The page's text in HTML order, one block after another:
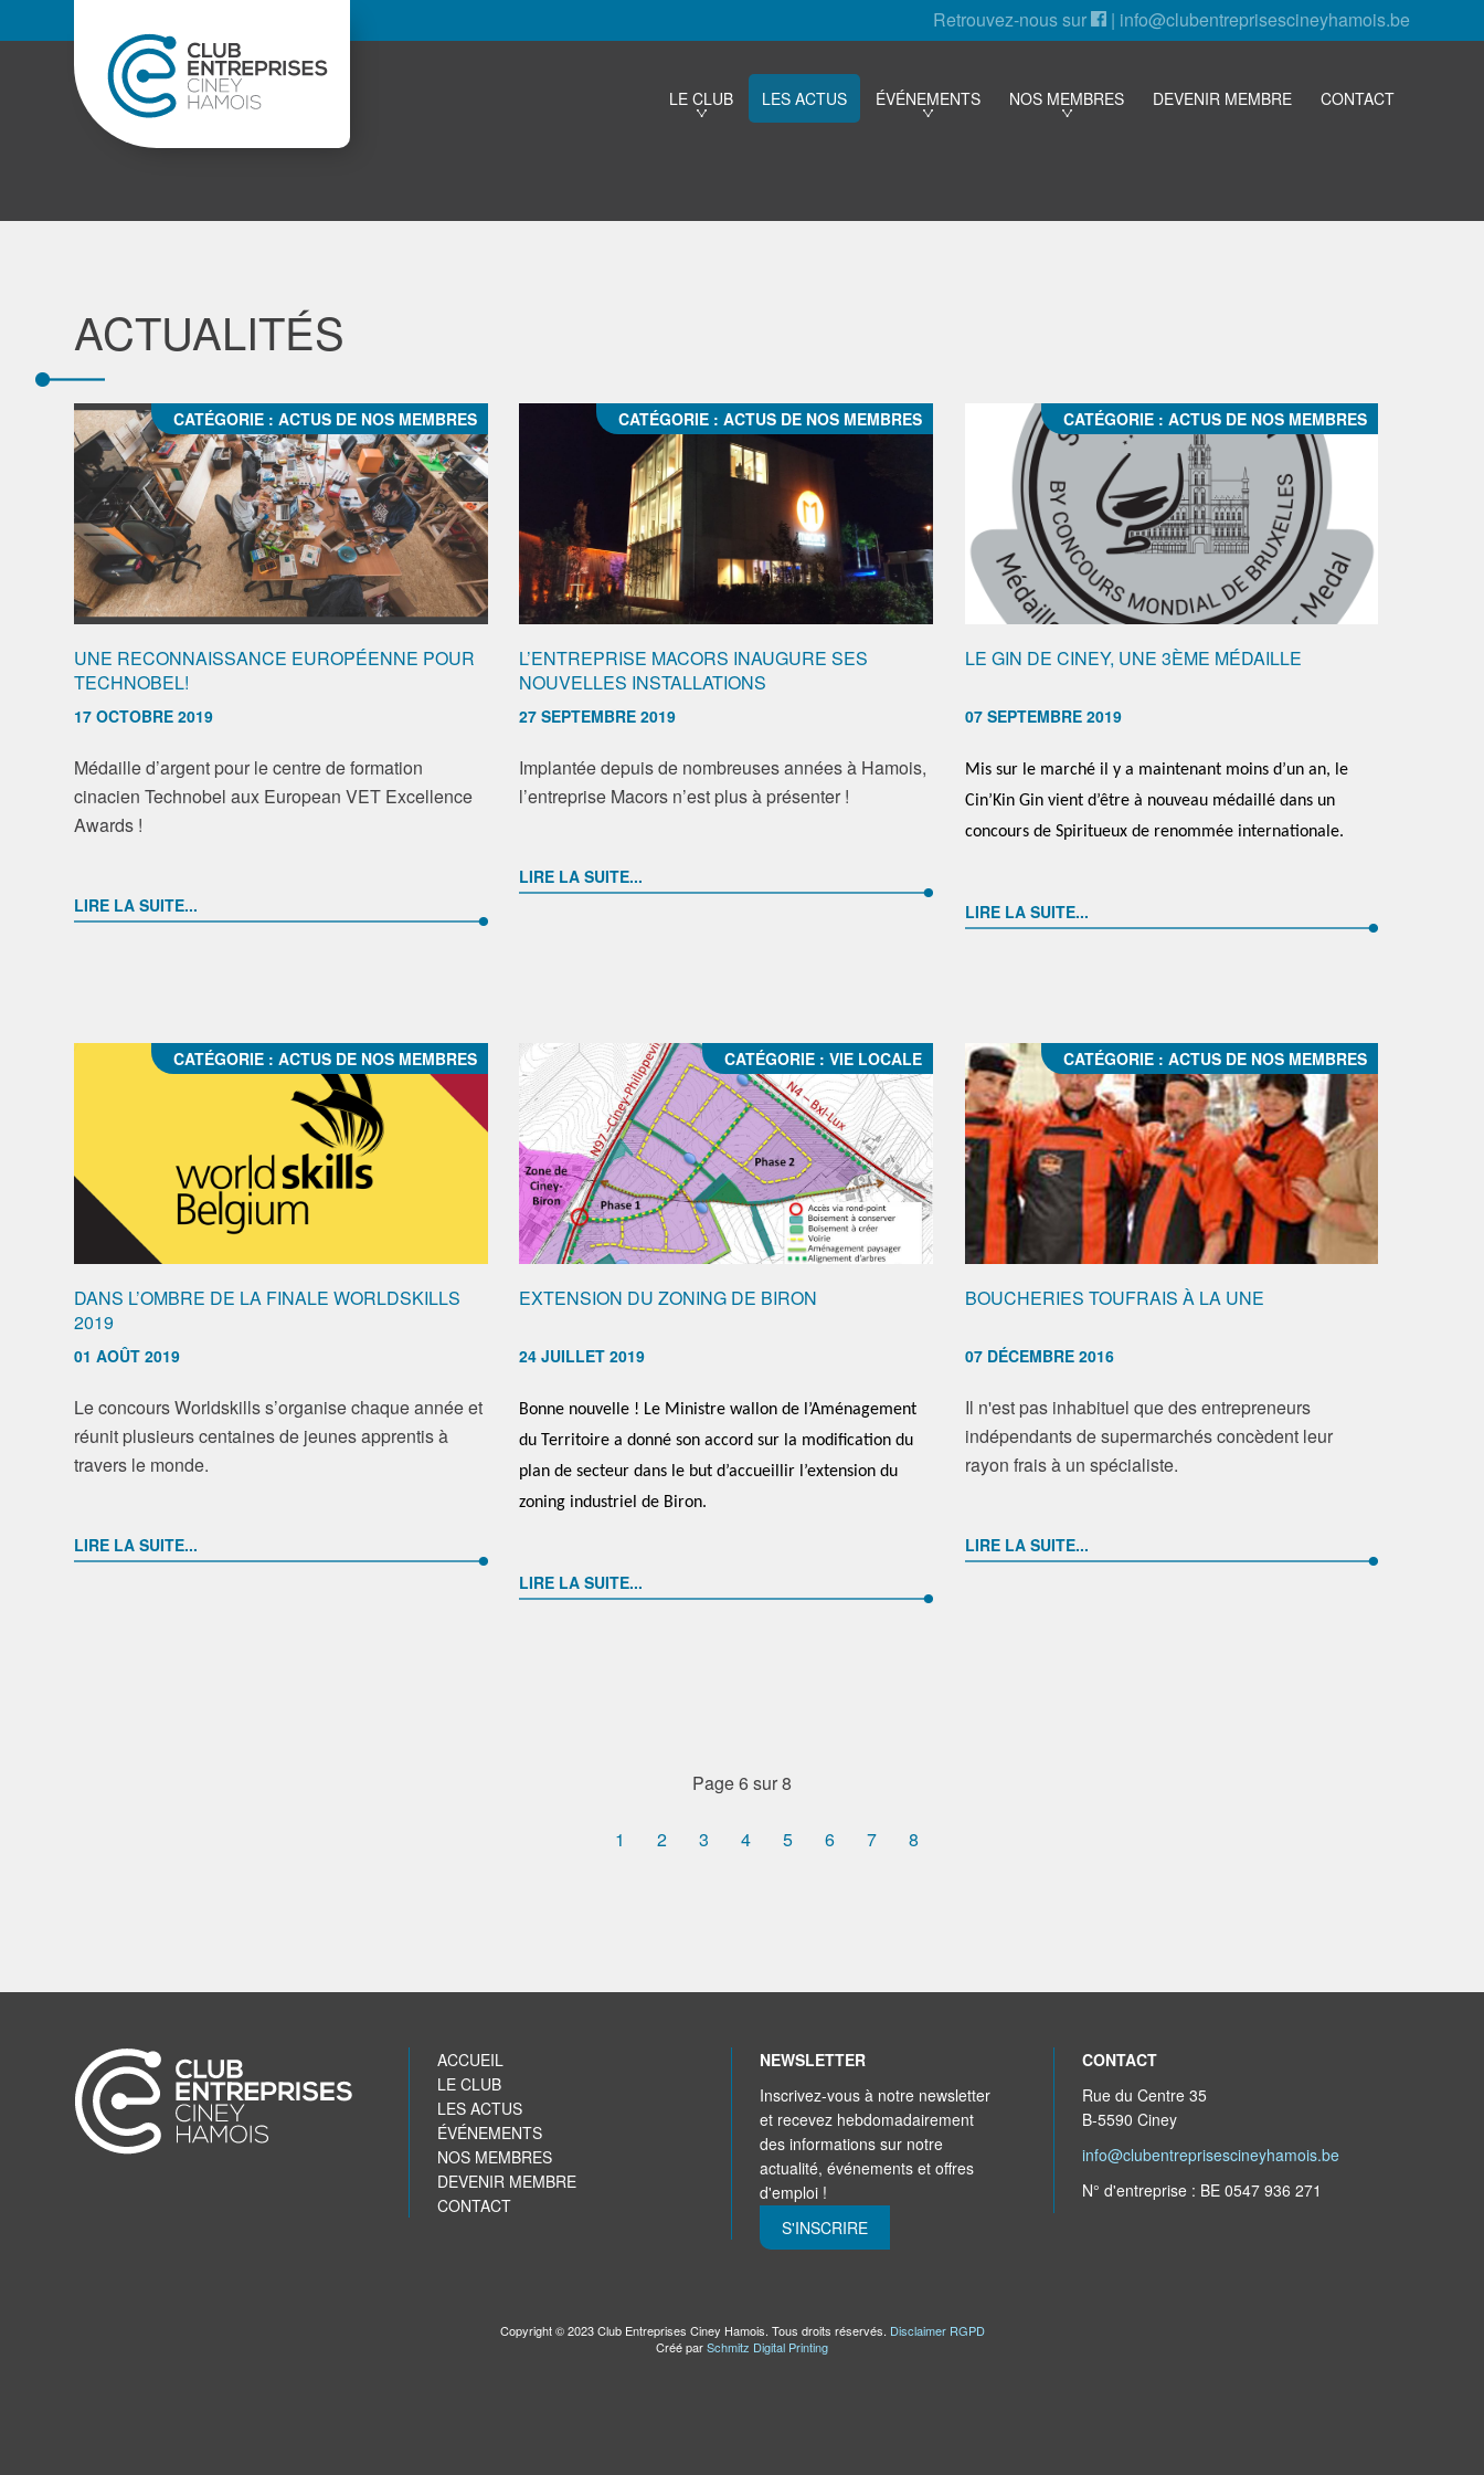
Retrouvez-nous sur | info@clubentreprisescineyhamois.be
LE CLUB LES ACTUS ÉVÉNEMENTS NOS MEMBRES DEVENIR MEMBRE CONTACT
ACTUALITÉS
UNE RECONNAISSANCE EUROPÉENNE POUR
TECHNOBEL!
17 OCTOBRE 2019
Médaille d’argent pour le centre de formation
cinacien Technobel aux European VET Excellence
Awards !
CATÉGORIE :ACTUS DE NOS MEMBRES
LIRE LA SUITE...
L’ENTREPRISE MACORS INAUGURE SES
NOUVELLES INSTALLATIONS
27 SEPTEMBRE 2019
Implantée depuis de nombreuses années à Hamois,
l’entreprise Macors n’est plus à présenter !
CATÉGORIE :ACTUS DE NOS MEMBRES
LIRE LA SUITE...
LE GIN DE CINEY, UNE 3ÈME MÉDAILLE
07 SEPTEMBRE 2019
Mis sur le marché il y a maintenant moins d’un an, le
Cin’Kin Gin vient d’être à nouveau médaillé dans un
concours de Spiritueux de renommée internationale.
CATÉGORIE :ACTUS DE NOS MEMBRES
LIRE LA SUITE...
DANS L’OMBRE DE LA FINALE WORLDSKILLS
2019
01 AOÛT 2019
Le concours Worldskills s’organise chaque année et
réunit plusieurs centaines de jeunes apprentis à
travers le monde.
CATÉGORIE :ACTUS DE NOS MEMBRES
LIRE LA SUITE...
EXTENSION DU ZONING DE BIRON
24 JUILLET 2019
Bonne nouvelle ! Le Ministre wallon de l’Aménagement
du Territoire a donné son accord sur la modification du
plan de secteur dans le but d’accueillir l’extension du
zoning industriel de Biron.
CATÉGORIE :VIE LOCALE
LIRE LA SUITE...
BOUCHERIES TOUFRAIS À LA UNE
07 DÉCEMBRE 2016
Il n'est pas inhabituel que des entrepreneurs
indépendants de supermarchés concèdent leur
rayon frais à un spécialiste.
CATÉGORIE :ACTUS DE NOS MEMBRES
LIRE LA SUITE...
Page 6 sur 8
1 2 3 4 5 6 7 8
ACCUEIL
LE CLUB
LES ACTUS
ÉVÉNEMENTS
NOS MEMBRES
DEVENIR MEMBRE
CONTACT
NEWSLETTER
Inscrivez-vous à notre newsletter
et recevez hebdomadairement
des informations sur notre
actualité, événements et offres
d'emploi !
S'INSCRIRE
CONTACT
Rue du Centre 35
B-5590 Ciney
info@clubentreprisescineyhamois.be
N° d'entreprise : BE 0547 936 271
Copyright © 2023 Club Entreprises Ciney Hamois. Tous droits réservés. Disclaimer RGPD
Créé parSchmitz Digital Printing